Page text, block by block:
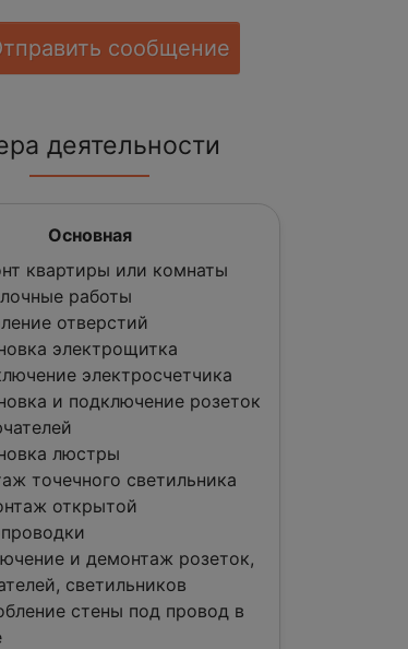
сообщение
деятельности
Основная
квартиры или комнаты
работы
отверстий
электрощитка
электросчетчика
и подключение розеток
люстры
точечного светильника
открытой
и демонтаж розеток,
светильников
стены под провод в